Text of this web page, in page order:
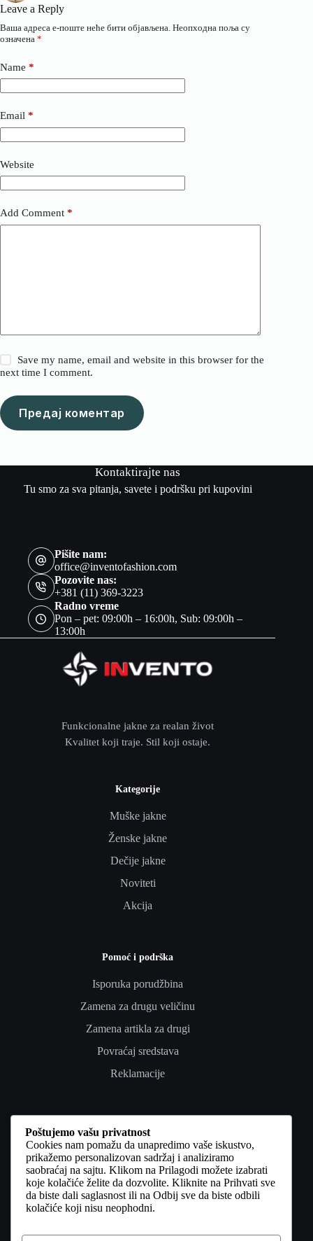
Leave a Reply
Ваша адреса е-поште неће бити објављена. Неопходна поља су
означена *
Name *
Email *
Website
Add Comment *
Save my name, email and website in this browser for the
next time I comment.
Предај коментар
Kontaktirajte nas
Tu smo za sva pitanja, savete i podršku pri kupovini
Pišite nam:
office@inventofashion.com
Pozovite nas:
+381 (11) 369-3223
Radno vreme
Pon – pet: 09:00h – 16:00h, Sub: 09:00h –
13:00h
Funkcionalne jakne za realan život
Kvalitet koji traje. Stil koji ostaje.
Kategorije
Muške jakne
Ženske jakne
Dečije jakne
Noviteti
Akcija
Pomoć i podrška
Isporuka porudžbina
Zamena za drugu veličinu
Zamena artikla za drugi
Povraćaj sredstava
Reklamacije
Poverenje i pravno
Uslovi korišćenja
Politika privatnosti
Politika kolačića
Poštujemo vašu privatnost
Cookies nam pomažu da unapredimo vaše iskustvo,
prikažemo personalizovan sadržaj i analiziramo
saobraćaj na sajtu. Klikom na Prilagodi možete izabrati
koje kolačiće želite da dozvolite. Kliknite na Prihvati sve
da biste dali saglasnost ili na Odbij sve da biste odbili
kolačiće koji nisu neophodni.